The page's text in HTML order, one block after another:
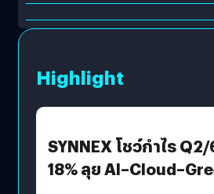
Highlight
SYNNEX โชว์กำไร
18% ลุย